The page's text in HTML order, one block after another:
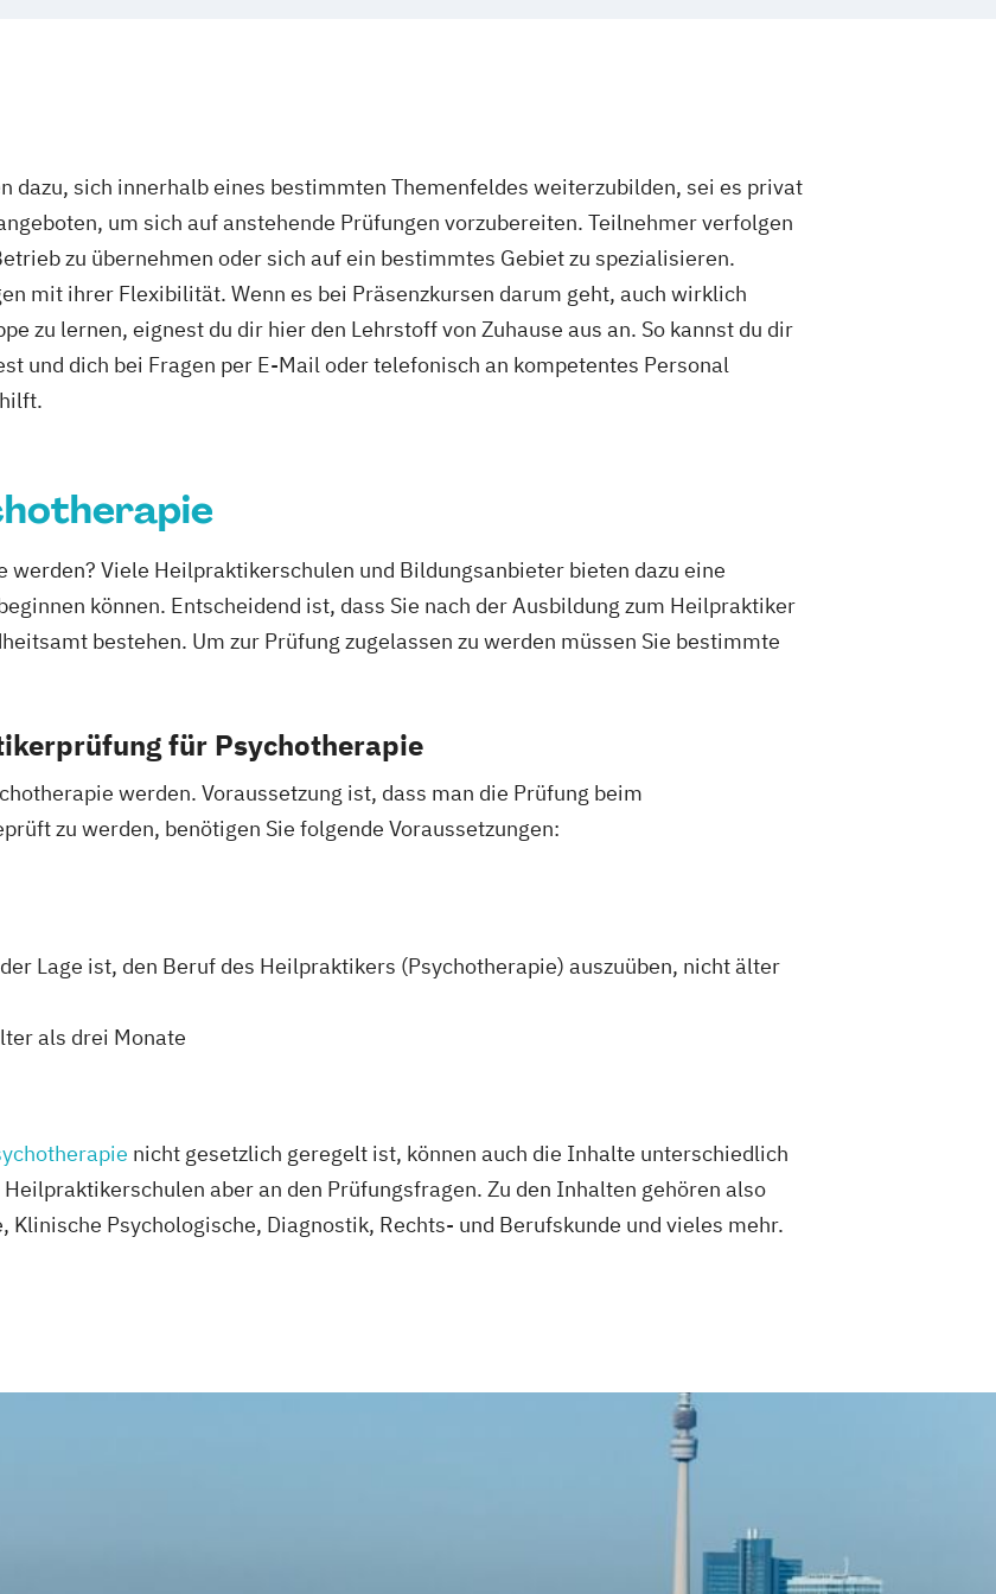
dazu, sich innerhalb eines bestimmten Themenfeldes weiterzubilden, sei es privat
um sich auf anstehende Prüfungen vorzubereiten. Teilnehmer verfolgen
zu übernehmen oder sich auf ein bestimmtes Gebiet zu spezialisieren.
mit ihrer Flexibilität. Wenn es bei Präsenzkursen darum geht, auch wirklich
zu lernen, eignest du dir hier den Lehrstoff von Zuhause aus an. So kannst du dir
und dich bei Fragen per E-Mail oder telefonisch an kompetentes Personal
Viele Heilpraktikerschulen und Bildungsanbieter bieten dazu eine
können. Entscheidend ist, dass Sie nach der Ausbildung zum Heilpraktiker
bestehen. Um zur Prüfung zugelassen zu werden müssen Sie bestimmte
für Psychotherapie
werden. Voraussetzung ist, dass man die Prüfung beim
zu werden, benötigen Sie folgende Voraussetzungen:
Lage ist, den Beruf des Heilpraktikers (Psychotherapie) auszuüben, nicht älter
als drei Monate
nicht gesetzlich geregelt ist, können auch die Inhalte unterschiedlich
aber an den Prüfungsfragen. Zu den Inhalten gehören also
Psychologische, Diagnostik, Rechts- und Berufskunde und vieles mehr.